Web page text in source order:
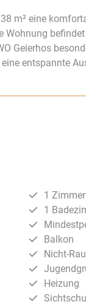
m² eine
Geierhos
entspannte
1
1
Balkon
Nicht-
Heizung